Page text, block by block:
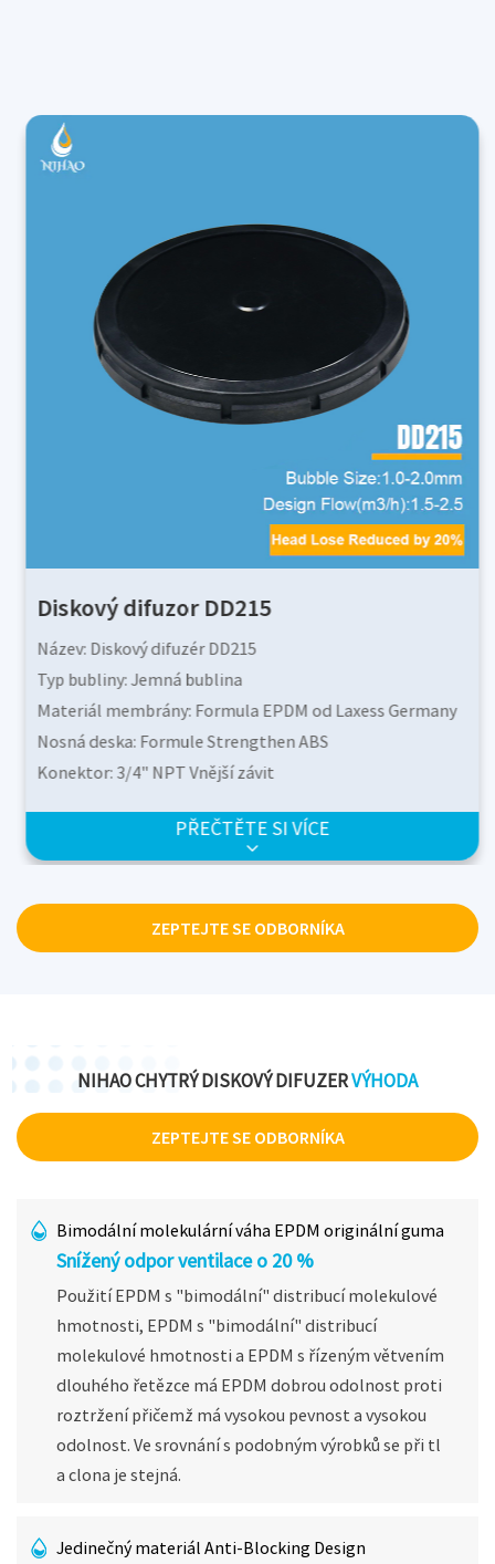
Diskový difuzor DD215
Název: Diskový difuzér DD215
Typ bubliny: Jemná bublina
Materiál membrány: Formula EPDM od Laxess Germany
Nosná deska: Formule Strengthen ABS
Konektor: 3/4" NPT Vnější závit
/h): 1,5-2,5
PŘEČTĚTE SI VÍCE
ZEPTEJTE SE ODBORNÍKA
NIHAO CHYTRÝ DISKOVÝ DIFUZERVÝHODA
ZEPTEJTE SE ODBORNÍKA
Bimodální molekulární váha EPDM originální guma
Snížený odpor ventilace o 20 %
Použití EPDM s "bimodální" distribucí molekulové
hmotnosti, EPDM s "bimodální" distribucí
molekulové hmotnosti a EPDM s řízeným větvením
dlouhého řetězce má EPDM dobrou odolnost proti
roztržení přičemž má vysokou pevnost a vysokou
odolnost. Ve srovnání s podobným výrobků se při tl
a clona je stejná.
Jedinečný materiál Anti-Blocking Design